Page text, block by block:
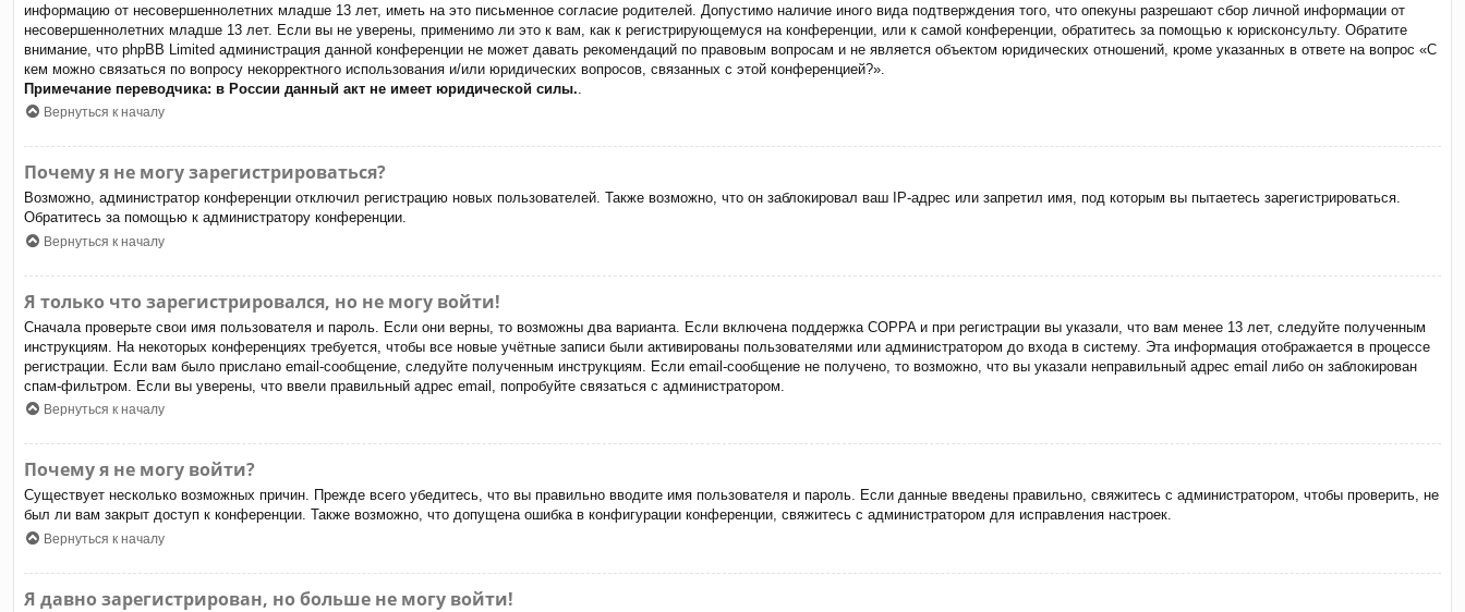
информацию от несовершеннолетних младше 13 лет, иметь на это письменное согласие родителей. Допустимо наличие иного вида подтверждения того, что опекуны разрешают сбор личной информации от
несовершеннолетних младше 13 лет. Если вы не уверены, применимо ли это к вам, как к регистрирующемуся на конференции, или к самой конференции, обратитесь за помощью к юрисконсульту. Обратите
внимание, что phpBB Limited администрация данной конференции не может давать рекомендаций по правовым вопросам и не является объектом юридических отношений, кроме указанных в ответе на вопрос «С
кем можно связаться по вопросу некорректного использования и/или юридических вопросов, связанных с этой конференцией?».
Примечание переводчика: в России данный акт не имеет юридической силы.
Вернуться к началу
Почему я не могу зарегистрироваться?
Возможно, администратор конференции отключил регистрацию новых пользователей. Также возможно, что он заблокировал ваш IP-адрес или запретил имя, под которым вы пытаетесь зарегистрироваться.
Обратитесь за помощью к администратору конференции.
Вернуться к началу
Я только что зарегистрировался, но не могу войти!
Сначала проверьте свои имя пользователя и пароль. Если они верны, то возможны два варианта. Если включена поддержка COPPA и при регистрации вы указали, что вам менее 13 лет, следуйте полученным
инструкциям. На некоторых конференциях требуется, чтобы все новые учётные записи были активированы пользователями или администратором до входа в систему. Эта информация отображается в процессе
регистрации. Если вам было прислано email-сообщение, следуйте полученным инструкциям. Если email-сообщение не получено, то возможно, что вы указали неправильный адрес email либо он заблокирован
спам-фильтром. Если вы уверены, что ввели правильный адрес email, попробуйте связаться с администратором.
Вернуться к началу
Почему я не могу войти?
Существует несколько возможных причин. Прежде всего убедитесь, что вы правильно вводите имя пользователя и пароль. Если данные введены правильно, свяжитесь с администратором, чтобы проверить, не
был ли вам закрыт доступ к конференции. Также возможно, что допущена ошибка в конфигурации конференции, свяжитесь с администратором для исправления настроек.
Вернуться к началу
Я давно зарегистрирован, но больше не могу войти!